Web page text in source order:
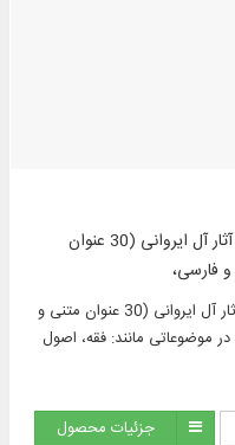
متن كامل 76 عنوان كتاب در 139 جلد از آثار آل ایروانی (30 عنوان
متن كامل 76 عنوان كتاب در 139 جلد از آثار آل ایروانی (30 عنوان متنی و
در موضوعاتی مانند: فقه، اصول
جزئیات محصول